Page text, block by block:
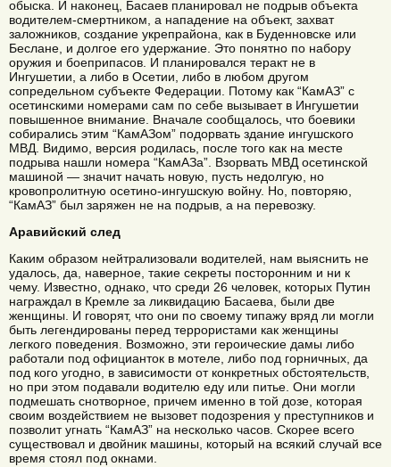
обыска. И наконец, Басаев планировал не подрыв объекта
водителем-смертником, а нападение на объект, захват
заложников, создание укрепрайона, как в Буденновске или
Беслане, и долгое его удержание. Это понятно по набору
оружия и боеприпасов. И планировался теракт не в
Ингушетии, а либо в Осетии, либо в любом другом
сопредельном субъекте Федерации. Потому как “КамАЗ” с
осетинскими номерами сам по себе вызывает в Ингушетии
повышенное внимание. Вначале сообщалось, что боевики
собирались этим “КамАЗом” подорвать здание ингушского
МВД. Видимо, версия родилась, после того как на месте
подрыва нашли номера “КамАЗа”. Взорвать МВД осетинской
машиной — значит начать новую, пусть недолгую, но
кровопролитную осетино-ингушскую войну. Но, повторяю,
“КамАЗ” был заряжен не на подрыв, а на перевозку.
Аравийский след
Каким образом нейтрализовали водителей, нам выяснить не
удалось, да, наверное, такие секреты посторонним и ни к
чему. Известно, однако, что среди 26 человек, которых Путин
награждал в Кремле за ликвидацию Басаева, были две
женщины. И говорят, что они по своему типажу вряд ли могли
быть легендированы перед террористами как женщины
легкого поведения. Возможно, эти героические дамы либо
работали под официанток в мотеле, либо под горничных, да
под кого угодно, в зависимости от конкретных обстоятельств,
но при этом подавали водителю еду или питье. Они могли
подмешать снотворное, причем именно в той дозе, которая
своим воздействием не вызовет подозрения у преступников и
позволит угнать “КамАЗ” на несколько часов. Скорее всего
существовал и двойник машины, который на всякий случай все
время стоял под окнами.